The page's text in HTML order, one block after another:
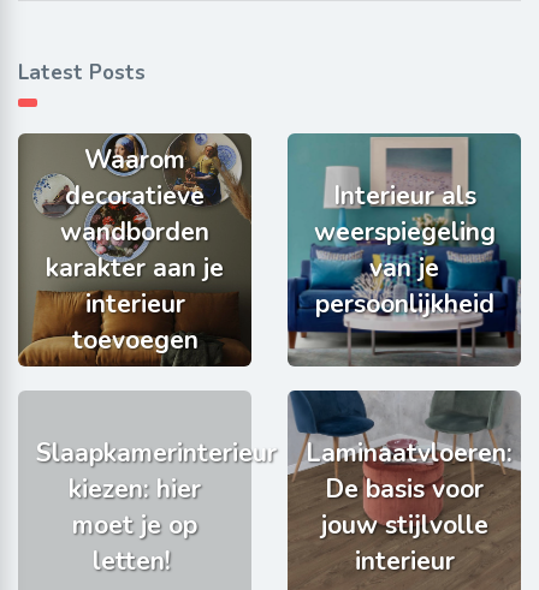
Latest Posts
Waarom
decoratieve
wandborden
karakter aan je
interieur
toevoegen
Interieur als
weerspiegeling
van je
persoonlijkheid
Slaapkamerinterieur
kiezen: hier
moet je op
letten!
Laminaatvloeren:
De basis voor
jouw stijlvolle
interieur